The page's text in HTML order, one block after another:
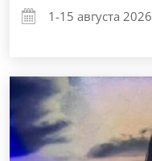
1-15 августа 2026